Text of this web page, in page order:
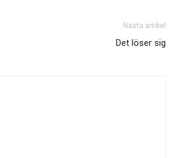
Nästa artikel
Det löser sig